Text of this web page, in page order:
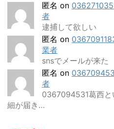
匿名 on
者
逮捕して欲しい
匿名 on
業者
snsでメールが来た
匿名 on
者
0367094531葛西と
細が届き…